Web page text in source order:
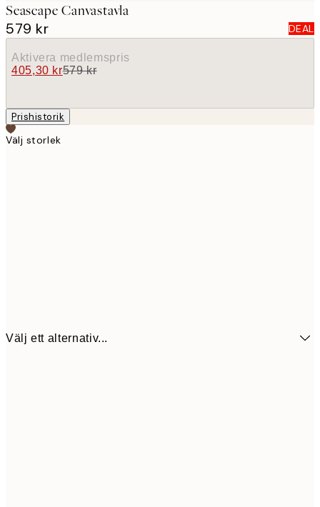
Seascape Canvastavla
579 kr DEAL
Aktivera medlemspris
405,30 kr579 kr
Prishistorik
Välj storlek
Välj ett alternativ...